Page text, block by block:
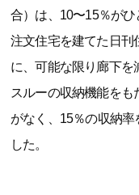
合）は、10〜15％が
注文住宅を建てた日刊
に、可能な限り廊下を
スルーの収納機能をも
がなく、15％の収納率
した。